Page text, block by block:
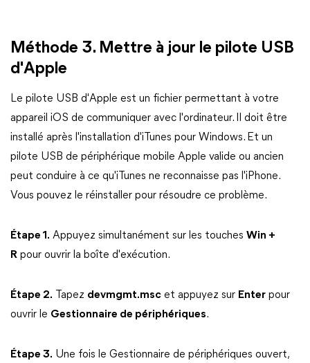
Méthode 3. Mettre à jour le pilote USB
d'Apple
Le pilote USB d'Apple est un fichier permettant à votre
appareil iOS de communiquer avec l'ordinateur. Il doit être
installé après l'installation d'iTunes pour Windows. Et un
pilote USB de périphérique mobile Apple valide ou ancien
peut conduire à ce qu'iTunes ne reconnaisse pas l'iPhone.
Vous pouvez le réinstaller pour résoudre ce problème.
Étape 1. Appuyez simultanément sur les touches Win +
R pour ouvrir la boîte d'exécution.
Étape 2. Tapez devmgmt.msc et appuyez sur Enter pour
ouvrir le Gestionnaire de périphériques.
Étape 3. Une fois le Gestionnaire de périphériques ouvert,